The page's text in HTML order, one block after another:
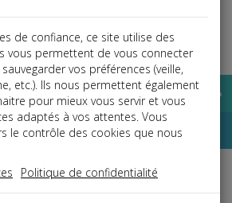
a
dépêches
de confiance, ce site utilise des
vous permettent de vous connecter
vos préférences (veille,
etc.). Ils nous permettent également
pour mieux vous servir et vous
adaptés à vos attentes. Vous
le contrôle des cookies que nous
Politique de confidentialité